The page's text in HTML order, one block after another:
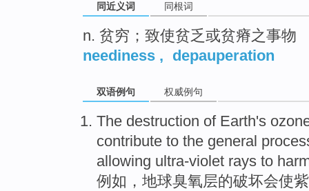
同近义词 同根词
n. 贫穷；致使贫乏或贫瘠之事物
neediness , depauperation
双语例句 权威例句
The destruction of Earth's
contribute to the general
allowing ultra-violet rays to
例如 ， 地球臭氧层的破坏会使